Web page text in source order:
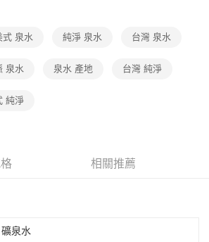
式 泉水 純淨 泉水 台灣 泉水
泉水 泉水 產地 台灣 純淨
純淨
相關推薦
礦泉水